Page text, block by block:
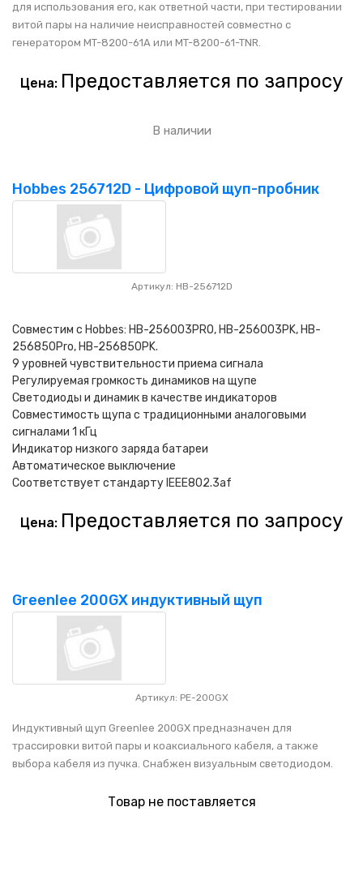
для использования его, как ответной части, при тестировании
витой пары на наличие неисправностей совместно с
генератором MT-8200-61A или MT-8200-61-TNR.
Цена: Предоставляется по запросу
В наличии
Hobbes 256712D - Цифровой щуп-пробник
Артикул: HB-256712D
Совместим с Hobbes: HB-256003PRO, HB-256003PK, HB-
256850Pro, HB-256850PK.
9 уровней чувствительности приема сигнала
Регулируемая громкость динамиков на щупе
Светодиоды и динамик в качестве индикаторов
Совместимость щупа с традиционными аналоговыми
сигналами 1 кГц
Индикатор низкого заряда батареи
Автоматическое выключение
Соответствует стандарту IEEE802.3af
Цена: Предоставляется по запросу
Greenlee 200GX индуктивный щуп
Артикул: PE-200GX
Индуктивный щуп Greenlee 200GX предназначен для
трассировки витой пары и коаксиального кабеля, а также
выбора кабеля из пучка. Снабжен визуальным светодиодом.
Товар не поставляется